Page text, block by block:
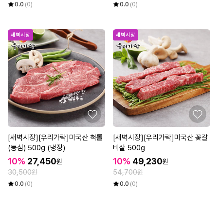
0.0 (0) 0.0 (0)
새벽시장
[새벽시장][우리가락]미국산 척롤
(등심) 500g (냉장)
10% 27,450원
30,500원
0.0 (0)
새벽시장
[새벽시장][우리가락]미국산 꽃갈
비살 500g
10% 49,230원
54,700원
0.0 (0)